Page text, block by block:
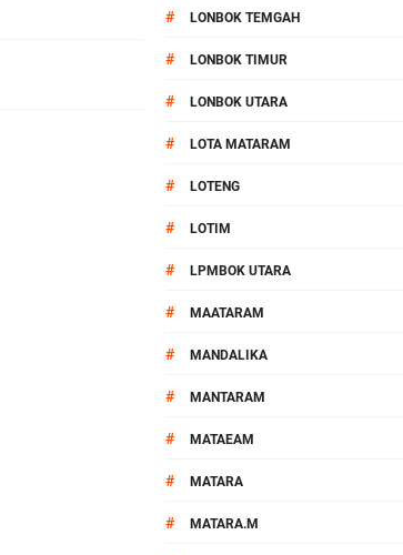
# LONBOK TEMGAH
# LONBOK TIMUR
# LONBOK UTARA
# LOTA MATARAM
# LOTENG
# LOTIM
# LPMBOK UTARA
# MAATARAM
# MANDALIKA
# MANTARAM
# MATAEAM
# MATARA
# MATARA.M